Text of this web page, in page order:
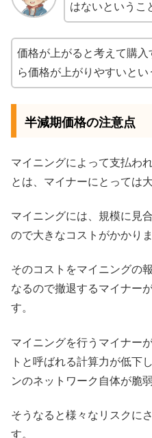
はないというこ
価格が上がると考えて購
ら価格が上がりやすいとい
半減期価格の注意点
マイニングによって支払わ
とは、マイナーにとっては
マイニングには、規模に見
ので大きなコストがかかりま
そのコストをマイニングの
なるので撤退するマイナー
す。
マイニングを行うマイナー
トと呼ばれる計算力が低下
ンのネットワーク自体が脆
そうなると様々なリスクに
す。